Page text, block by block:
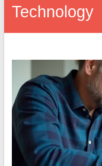
Technology